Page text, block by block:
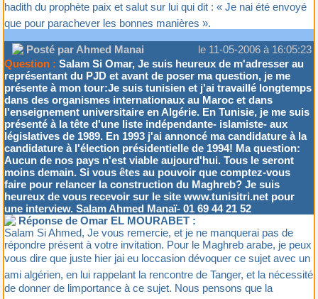
hadith du prophète paix et salut sur lui qui dit : « Je nai été envoyé
que pour parachever les bonnes manières ».
Posté par Ahmed Manai
le 11-05-2006 à 16:05:23
Question : Salam Si Omar, Je suis heureux de m'adresser au
représentant du PJD et avant de poser ma question, je me
présente à mon tour:Je suis tunisien et j'ai travaillé longtemps
dans des organismes internationaux au Maroc et dans
l'enseignement universitaire en Algérie. En Tunisie, je me suis
présenté à la tête d'une liste indépendante- islamiste- aux
législatives de 1989. En 1993 j'ai annoncé ma candidature à la
candidature à l'élection présidentielle de 1994! Ma question:
Aucun de nos pays n'est viable aujourd'hui. Tous le seront
moins demain. Si vous êtes au pouvoir que comptez-vous
faire pour relancer la construction du Maghreb? Je suis
heureux de vous recevoir sur le site www.tunisitri.net pour
une interview. Salam Ahmed Manaï- 01 69 44 21 52
Réponse de Omar EL MOURABET :
Salam Si Ahmed, Je vous remercie, et je ne manquerai pas de
répondre présent à votre invitation. Pour le Maghreb arabe, je peux
vous dire que juste hier jai eu loccasion dévoquer ce sujet avec un
ami algérien, en lui rappelant la rencontre de Tanger, et la nécessité
de donner de limportance à ce sujet. Nous pensons que la